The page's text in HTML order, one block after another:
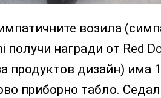
возила
получи награди от Red
продуктов дизайн) има
приборно табло.